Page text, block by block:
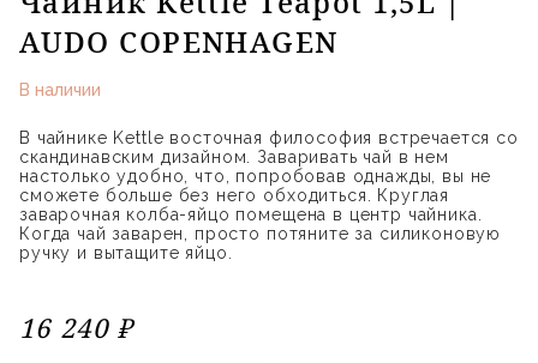
AUDO COPENHAGEN
В наличии
В чайнике Kettle восточная философия встречается со
скандинавским дизайном. Заваривать чай в нем
настолько удобно, что, попробовав однажды, вы не
сможете больше без него обходиться. Круглая
заварочная колба-яйцо помещена в центр чайника.
Когда чай заварен, просто потяните за силиконовую
ручку и вытащите яйцо.
16 240 ₽